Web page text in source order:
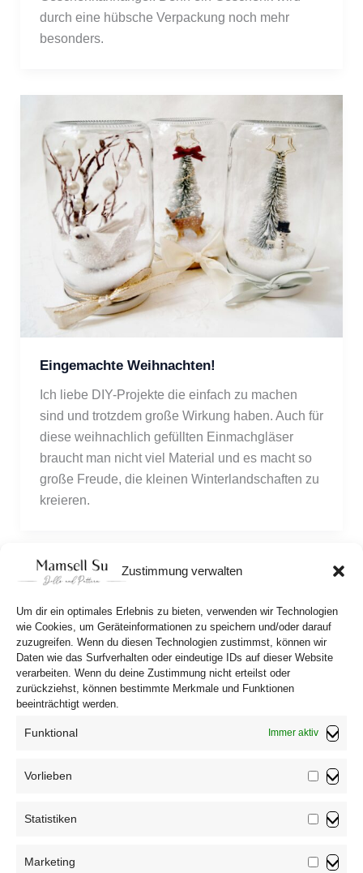
Zustimmung verwalten
Um dir ein optimales Erlebnis zu bieten, verwenden wir Technologien
wie Cookies, um Geräteinformationen zu speichern und/oder darauf
zuzugreifen. Wenn du diesen Technologien zustimmst, können wir
Daten wie das Surfverhalten oder eindeutige IDs auf dieser Website
verarbeiten. Wenn du deine Zustimmung nicht erteilst oder
zurückziehst, können bestimmte Merkmale und Funktionen
beeinträchtigt werden.
Funktional Immer aktiv
Vorlieben
Statistiken
Marketing
durch eine hübsche Verpackung noch mehr
besonders.
Eingemachte Weihnachten!
Ich liebe DIY-Projekte die einfach zu machen
sind und trotzdem große Wirkung haben. Auch für
diese weihnachlich gefüllten Einmachgläser
braucht man nicht viel Material und es macht so
große Freude, die kleinen Winterlandschaften zu
kreieren.